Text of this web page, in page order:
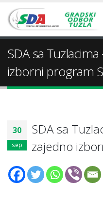
SDA sa
izborni program
30
sep
SDA sa
zajedno